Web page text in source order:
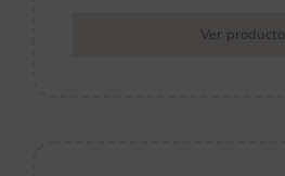
Ver producto